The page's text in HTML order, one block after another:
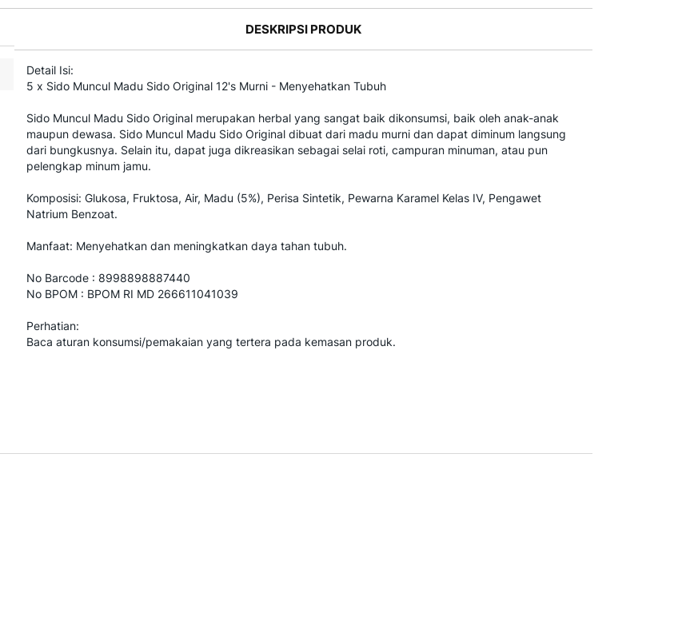
DESKRIPSI PRODUK
Detail Isi:
5 x Sido Muncul Madu Sido Original 12's Murni - Menyehatkan Tubuh
Sido Muncul Madu Sido Original merupakan herbal yang sangat baik dikonsumsi, baik oleh anak-anak
maupun dewasa. Sido Muncul Madu Sido Original dibuat dari madu murni dan dapat diminum langsung
dari bungkusnya. Selain itu, dapat juga dikreasikan sebagai selai roti, campuran minuman, atau pun
pelengkap minum jamu.
Komposisi: Glukosa, Fruktosa, Air, Madu (5%), Perisa Sintetik, Pewarna Karamel Kelas IV, Pengawet
Natrium Benzoat.
Manfaat: Menyehatkan dan meningkatkan daya tahan tubuh.
No Barcode : 8998898887440
No BPOM : BPOM RI MD 266611041039
Perhatian:
Baca aturan konsumsi/pemakaian yang tertera pada kemasan produk.